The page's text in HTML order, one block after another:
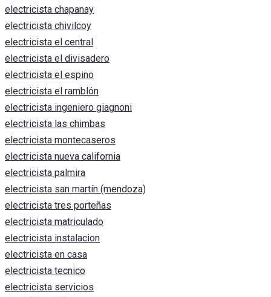
electricista chapanay
electricista chivilcoy
electricista el central
electricista el divisadero
electricista el espino
electricista el ramblón
electricista ingeniero giagnoni
electricista las chimbas
electricista montecaseros
electricista nueva california
electricista palmira
electricista san martín (mendoza)
electricista tres porteñas
electricista matriculado
electricista instalacion
electricista en casa
electricista tecnico
electricista servicios